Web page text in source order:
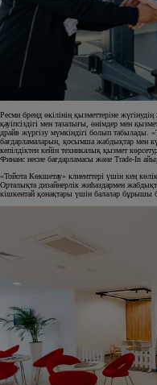
Ресми бренд өкілінің қызметтеріне
қауіпсіздігі мен тазалығы, өнімдер мен
драйв жүргізу мүмкіндігі болып табылады.
бағдарламаларын, қосымша жабдықтар мен
кепілдіктен кейін техникалық қызмет
Финанс несие бағдарламасы және Trade-In
«Тойота Көкшетау» клиенттері үшін кең
Орталықта дизайнерлік жиһаздармен
кішкентай қонақтары үшін балалар бұрышы